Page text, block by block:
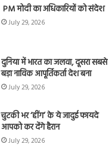
PM मोदी का अधिकारियों को संदेश
July 29, 2026
दुनिया में भारत का जलवा, दूसरा सबसे
बड़ा नाविक आपूर्तिकर्ता देश बना
July 29, 2026
चुटकी भर ‘हींग’ के ये जादुई फायदे
आपको कर देंगे हैरान
July 29, 2026